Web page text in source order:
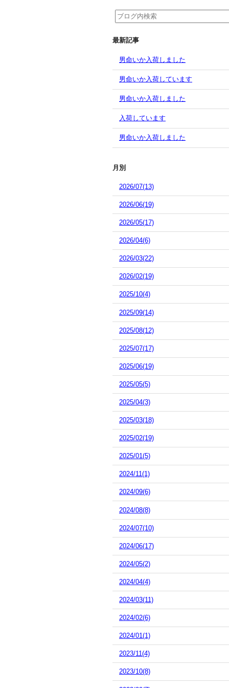
最新記事
男命いか入荷しました
男命いか入荷しています
男命いか入荷しました
入荷しています
男命いか入荷しました
月別
2026/07(13)
2026/06(19)
2026/05(17)
2026/04(6)
2026/03(22)
2026/02(19)
2025/10(4)
2025/09(14)
2025/08(12)
2025/07(17)
2025/06(19)
2025/05(5)
2025/04(3)
2025/03(18)
2025/02(19)
2025/01(5)
2024/11(1)
2024/09(6)
2024/08(8)
2024/07(10)
2024/06(17)
2024/05(2)
2024/04(4)
2024/03(11)
2024/02(6)
2024/01(1)
2023/11(4)
2023/10(8)